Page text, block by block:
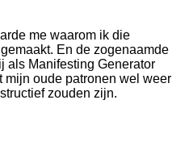
me waarom ik die
En de zogenaamde
als Manifesting Generator
mijn oude patronen wel weer
zouden zijn.